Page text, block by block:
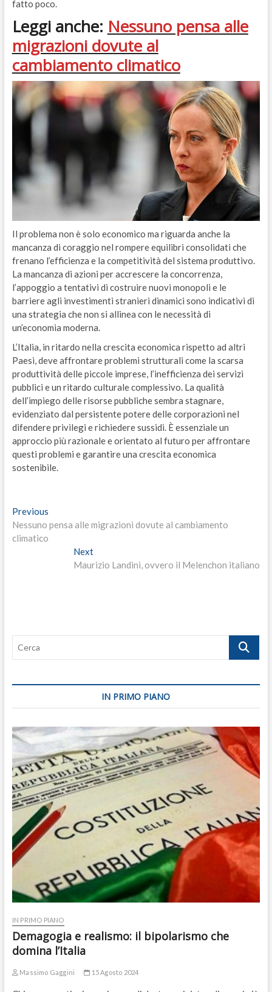
fatto poco.
Leggi anche: Nessuno pensa alle
migrazioni dovute al
cambiamento climatico
Il problema non è solo economico ma riguarda anche la
mancanza di coraggio nel rompere equilibri consolidati che
frenano l’efficienza e la competitività del sistema produttivo.
La mancanza di azioni per accrescere la concorrenza,
l’appoggio a tentativi di costruire nuovi monopoli e le
barriere agli investimenti stranieri dinamici sono indicativi di
una strategia che non si allinea con le necessità di
un’economia moderna.
L’Italia, in ritardo nella crescita economica rispetto ad altri
Paesi, deve affrontare problemi strutturali come la scarsa
produttività delle piccole imprese, l’inefficienza dei servizi
pubblici e un ritardo culturale complessivo. La qualità
dell’impiego delle risorse pubbliche sembra stagnare,
evidenziato dal persistente potere delle corporazioni nel
difendere privilegi e richiedere sussidi. È essenziale un
approccio più razionale e orientato al futuro per affrontare
questi problemi e garantire una crescita economica
sostenibile.
Navigazione
articoli
PreviousPrevious
post:
Nessuno pensa alle migrazioni dovute al cambiamento
climatico
NextNext
post:
Maurizio Landini, ovvero il Melenchon italiano
Cerca
IN PRIMO PIANO
IN PRIMO PIANO
Demagogia e realismo: il bipolarismo che
domina l’Italia
Massimo Gaggini 15 Agosto 2024